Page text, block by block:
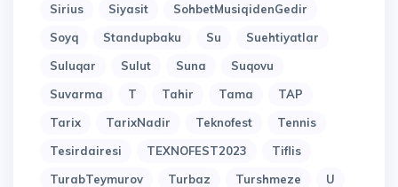
Sirius
Siyasit
SohbetMusiqidenGedir
Soyq
Standupbaku Su
Suehtiyatlar
Suluqar
Sulut Suna
Suqovu
Suvarma
T Tahir Tama
TAP
Tarix
TarixNadir Teknofest
Tennis
Tesirdairesi
TEXNOFEST2023
Tiflis
TurabTeymurov
Turbaz Turshmeze
U